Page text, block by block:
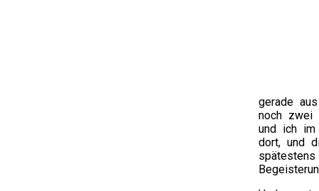
gerade
noch zwei
und ich im
dort, und